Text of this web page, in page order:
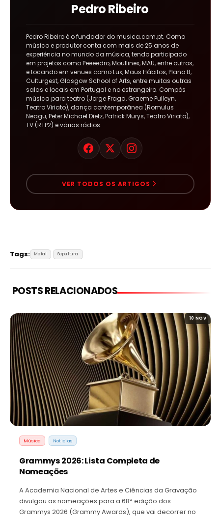
Pedro Ribeiro
Pedro Ribeiro é o fundador do musica.com.pt. Como
músico e produtor conta com mais de 25 anos de
experiência no mundo da música, tendo participado
em projetos como Peeeedro, Moullinex, MAU, entre outros,
e tocando em venues como Lux, Maus Hábitos, Plano B,
Culturgest, Glasgow School of Arts, entre muitas outras
salas e locais em Portugal e no estrangeiro. Compôs
música para teatro (Jorge Fraga, Graeme Pulleyn,
Teatro Viriato), dança contemporânea (Romulus
Neagu, Peter Michael Dietz, Patrick Murys, Teatro Viriato),
TV (RTP2) e várias rádios.
VER TODOS OS ARTIGOS
Tags: Metal Sepultura
POSTS RELACIONADOS
10 NOV
Música Noticias
Grammys 2026: Lista Completa de
Nomeações
A Academia Nacional de Artes e Ciências da Gravação
divulgou as nomeações para a 68ª edição dos
Grammys 2026 (Grammy Awards), que vai decorrer no